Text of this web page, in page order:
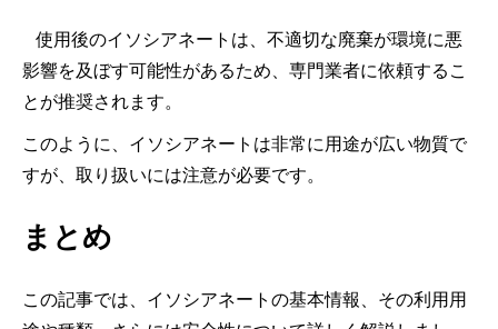
使用後のイソシアネートは、不適切な廃棄が環境に悪
影響を及ぼす可能性があるため、専門業者に依頼するこ
とが推奨されます。
このように、イソシアネートは非常に用途が広い物質で
すが、取り扱いには注意が必要です。
まとめ
この記事では、イソシアネートの基本情報、その利用用